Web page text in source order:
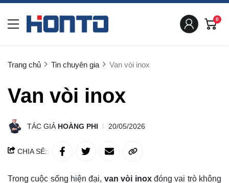
0
Trang chủ Tin chuyên gia Van vòi inox
Van vòi inox
TÁC GIẢ HOÀNG PHI 20/05/2026
CHIA SẺ:
Trong cuộc sống hiện đại, van vòi inoxđóng vai trò không